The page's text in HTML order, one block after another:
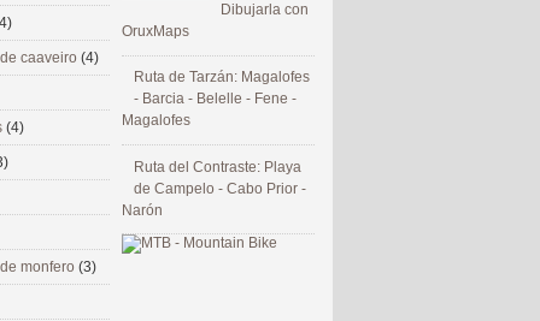
Dibujarla con
OruxMaps
Ruta de Tarzán: Magalofes
- Barcia - Belelle - Fene -
Magalofes
Ruta del Contraste: Playa
de Campelo - Cabo Prior -
Narón
caaveiro (4)
(4)
monfero (3)